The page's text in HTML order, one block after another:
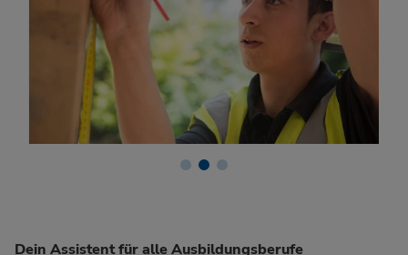
Dein Assistent für alle Ausbildungsberufe